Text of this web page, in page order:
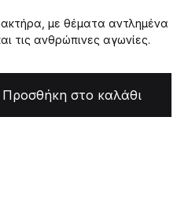
με θέματα αντλημένα
τις ανθρώπινες αγωνίες.
Προσθήκη στο καλάθι